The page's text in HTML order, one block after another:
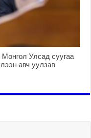
Улсад суугаа
авч уулзав